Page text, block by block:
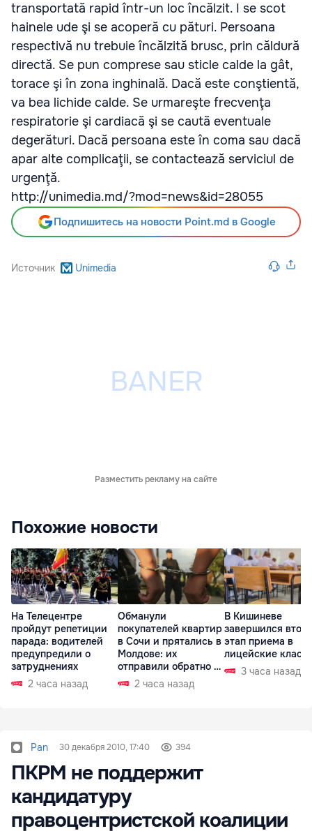
transportată rapid într-un loc încălzit. I se scot
hainele ude şi se acoperă cu pături. Persoana
respectivă nu trebuie încălzită brusc, prin căldură
directă. Se pun comprese sau sticle calde la gât,
torace şi în zona inghinală. Dacă este conştientă,
va bea lichide calde. Se urmareşte frecvenţa
respiratorie şi cardiacă şi se caută eventuale
degerături. Dacă persoana este în coma sau dacă
apar alte complicaţii, se contactează serviciul de
urgenţă.
http://unimedia.md/?mod=news&id=28055
Подпишитесь на новости Point.md в Google
Источник Unimedia
Разместить рекламу на сайте
Похожие новости
На Телецентре
пройдут репетиции
парада: водителей
предупредили о
затруднениях
2 часа назад
Обманули
покупателей квартир
в Сочи и прятались в
Молдове: их
отправили обратно в
РФ 2 часа назад
В Кишиневе
завершился
этап приема в
лицейские
3 часа назад
Pan 30 декабря 2010, 17:40 394
ПКРМ не поддержит
кандидатуру
правоцентристской коалиции